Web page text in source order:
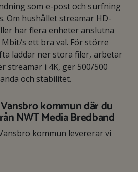
som e-post och surfning
Om hushållet streamar HD-
har flera enheter anslutna
s ett bra val. För större
laddar ner stora filer, arbetar
streamar i 4K, ger 500/500
och stabilitet.
kommun där du
NWT Media Bredband
kommun levererar vi